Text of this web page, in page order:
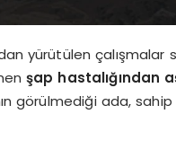
yürütülen çalışmalar
şap hastalığından
görülmediği ada,